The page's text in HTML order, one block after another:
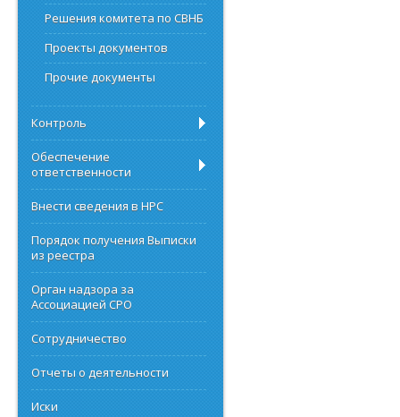
Решения комитета по СВНБ
Проекты документов
Прочие документы
Контроль
Обеспечение
ответственности
Внести сведения в НРС
Порядок получения Выписки
из реестра
Орган надзора за
Ассоциацией СРО
Сотрудничество
Отчеты о деятельности
Иски